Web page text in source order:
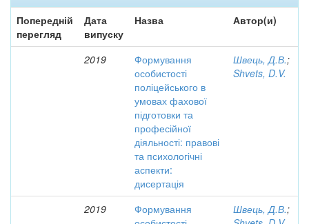
Попередній
перегляд
Дата
випуску
Назва Автор(и)
2019
Формування
особистості
поліцейського в
умовах фахової
підготовки та
професійної
діяльності: правові
та психологічні
аспекти:
дисертація
Швець, Д.В.;
Shvets, D.V.
2019
Формування
Швець, Д.В.;